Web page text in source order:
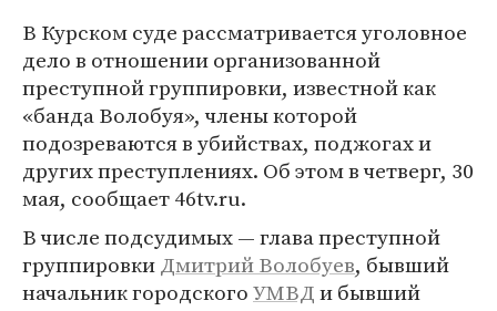
В Курском суде рассматривается уголовное
дело в отношении организованной
преступной группировки, известной как
«банда Волобуя», члены которой
подозреваются в убийствах, поджогах и
других преступлениях. Об этом в четверг, 30
мая, сообщает 46tv.ru.
В числе подсудимых — глава преступной
группировкиДмитрий Волобуев, бывший
начальник городскогоУМВДи бывший